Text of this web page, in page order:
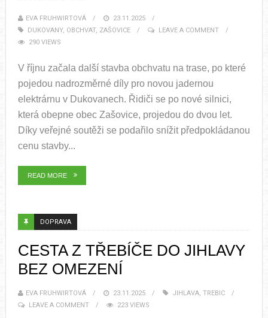
EVA FRUHWIRTOVÁ
23.11.2025
DUKOVANY, OBCHVAT, ZAŠOVICE
LEAVE A COMMENT
290 VIEWS
V říjnu začala další stavba obchvatu na trase, po které
pojedou nadrozměrné díly pro novou jadernou
elektrárnu v Dukovanech. Řidiči se po nové silnici,
která obepne obec Zašovice, projedou do dvou let.
Díky veřejné soutěži se podařilo snížit předpokládanou
cenu stavby...
READ MORE
DOPRAVA
CESTA Z TŘEBÍČE DO JIHLAVY
BEZ OMEZENÍ
EVA FRUHWIRTOVÁ 23.11.2025 JIHLAVA, TREBIC
LEAVE A COMMENT
223 VIEWS